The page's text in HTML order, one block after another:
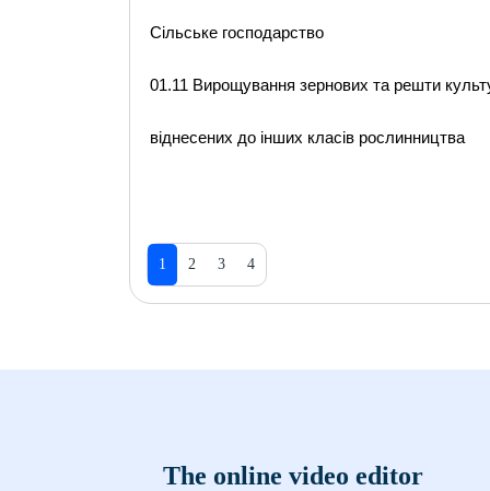
Сільське господарство
01.11 Вирощування зернових та решти
віднесених до інших класів рослинництва
1 2 3 4
The online video editor